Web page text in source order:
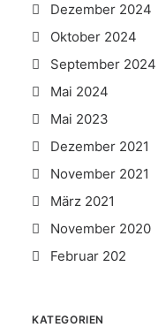
Dezember 2024
Oktober 2024
September 2024
Mai 2024
Mai 2023
Dezember 2021
November 2021
März 2021
November 2020
Februar 202
KATEGORIEN